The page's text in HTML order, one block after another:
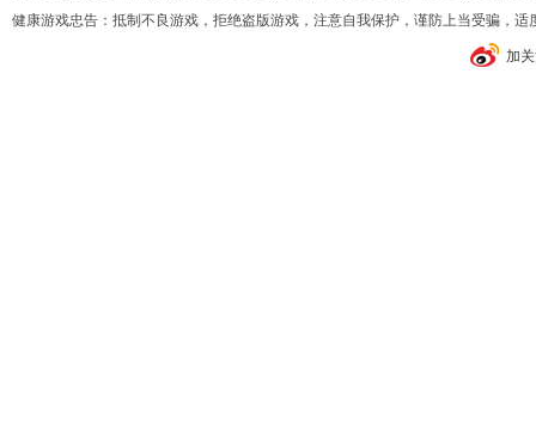
健康游戏忠告：抵制不良游戏，拒绝盗版游戏，注意自我保护，谨防上当受骗，
加